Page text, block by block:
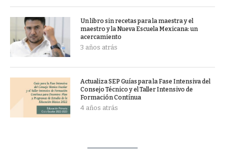
Un libro sin recetas para la maestra y el
maestro y la Nueva Escuela Mexicana: un
acercamiento
3 años atrás
Actualiza SEP Guías para la Fase Intensiva del
Consejo Técnico y el Taller Intensivo de
Formación Contínua
4 años atrás